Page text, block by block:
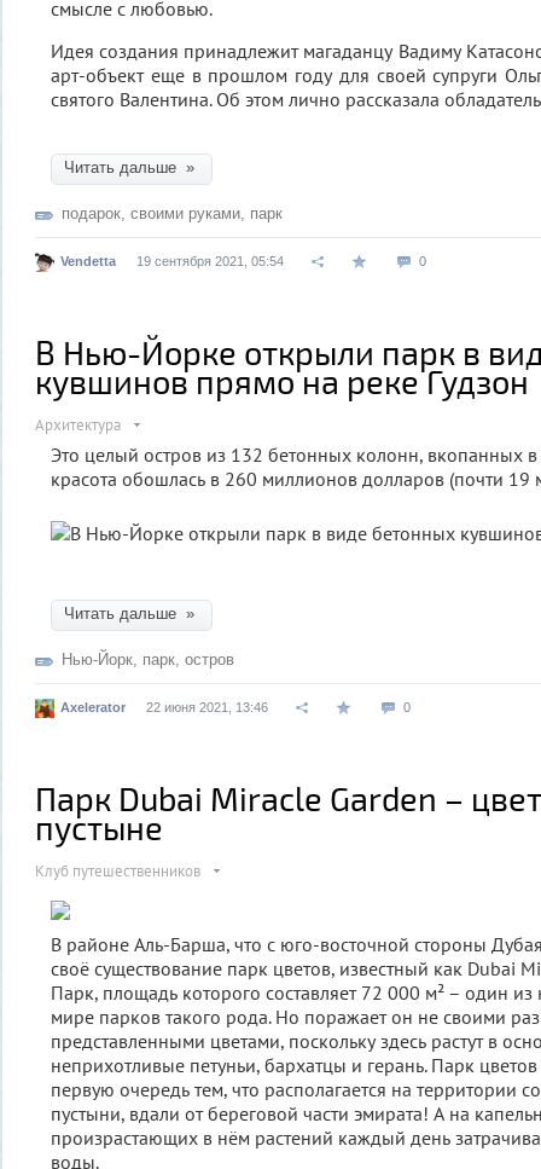
смысле с любовью.
Идея создания принадлежит магаданцу Вадиму
арт-объект еще в прошлом году для своей супруги
святого Валентина. Об этом лично рассказала
Читать дальше »
подарок своими руками парк
Vendetta 19 сентября 2021, 05:54 0
В Нью-Йорке открыли парк в
кувшинов прямо на реке Гудзон
Архитектура
Это целый остров из 132 бетонных колонн, вкопанных
красота обошлась в 260 миллионов долларов (почти 19
Читать дальше »
Нью-Йорк парк остров
Axelerator 22 июня 2021, 13:46 0
Парк Dubai Miracle Garden –
пустыне
Клуб путешественников
В районе Аль-Барша, что с юго-восточной стороны
своё существование парк цветов, известный как Dubai
Парк, площадь которого составляет 72 000 м² – один из
мире парков такого рода. Но поражает он не своими
представленными цветами, поскольку здесь растут в
неприхотливые петуньи, бархатцы и герань. Парк
первую очередь тем, что располагается на территории
пустыни, вдали от береговой части эмирата! А на
произрастающих в нём растений каждый день
воды.